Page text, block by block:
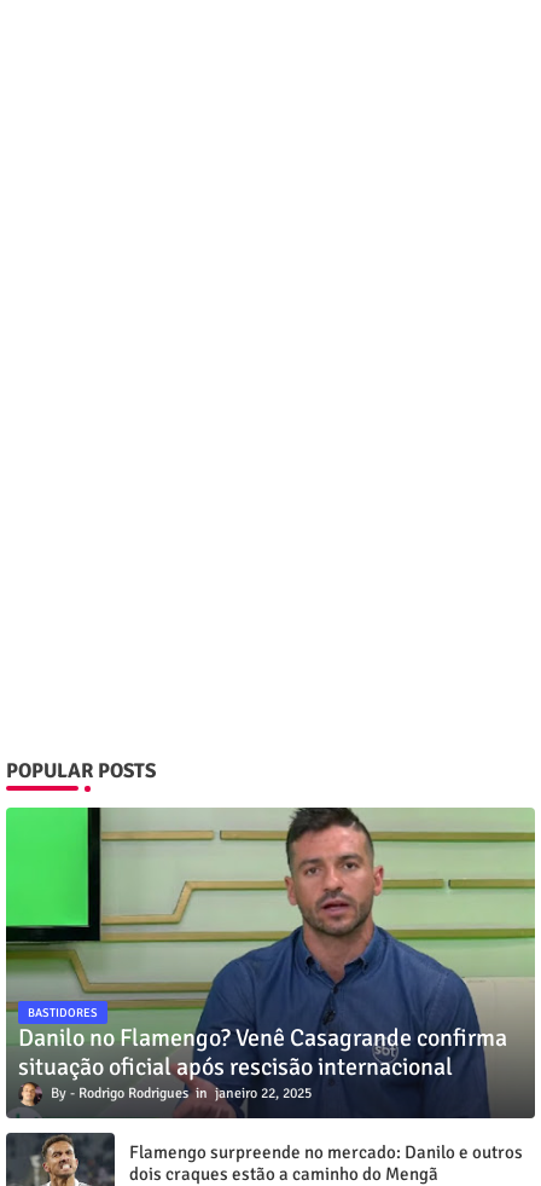
POPULAR POSTS
BASTIDORES
Danilo no Flamengo? Venê Casagrande confirma
situação oficial após rescisão internacional
Rodrigo Rodrigues janeiro 22, 2025
Flamengo surpreende no mercado: Danilo e outros
dois craques estão a caminho do Mengã